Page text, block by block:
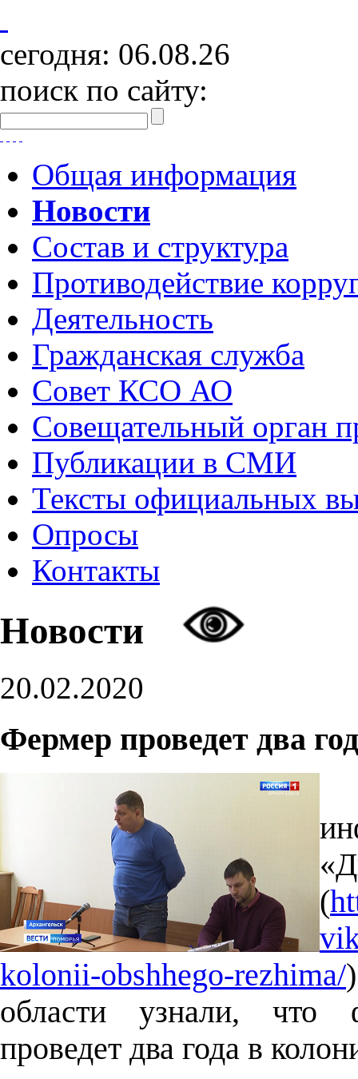
сегодня: 06.08.26
поиск по сайту:
Общая информация
Новости
Состав и структура
Противодействие
Деятельность
Гражданская служба
Совет КСО АО
Совещательный орган
Публикации в СМИ
Тексты официальных
Опросы
Контакты
Новости
20.02.2020
Фермер проведет два
(
kolonii-obshhego-rezhima/
области узнали, что
проведет два года в